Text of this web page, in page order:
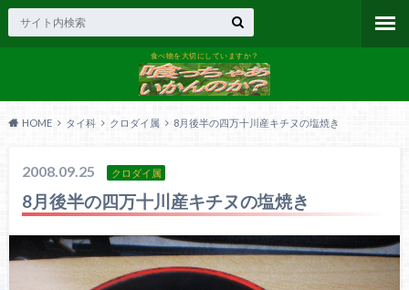
食べ物を大切にしていますか？
HOME タイ科 クロダイ属 8月後半の四万十川産キチヌの塩焼き
2008.09.25 クロダイ属
8月後半の四万十川産キチヌの塩焼き